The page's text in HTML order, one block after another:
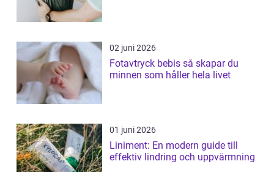
02 juni 2026
Fotavtryck bebis så skapar du
minnen som håller hela livet
01 juni 2026
Liniment: En modern guide till
effektiv lindring och uppvärmning